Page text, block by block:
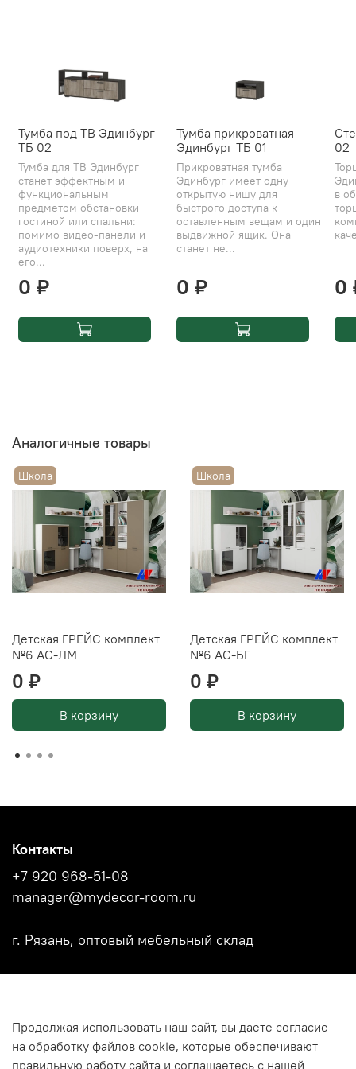
Тумба под ТВ Эдинбург
ТБ 02
Тумба для ТВ Эдинбург
станет эффектным и
функциональным
предметом обстановки
гостиной или спальни:
помимо видео-панели и
аудиотехники поверх, на
его...
0 ₽
Тумба прикроватная
Эдинбург ТБ 01
Прикроватная тумба
Эдинбург имеет одну
открытую нишу для
быстрого доступа к
оставленным вещам и один
выдвижной ящик. Она
станет не...
0 ₽
02
в
0
Аналогичные товары
Школа
Детская ГРЕЙС комплект
№6 АС-ЛМ
0 ₽
В корзину
Школа
Детская ГРЕЙС комплект
№6 АС-БГ
0 ₽
В корзину
Новости
Каталоги фабрик
Контакты
+7 920 968-51-08
manager@mydecor-room.ru
г. Рязань, оптовый мебельный склад
Продолжая использовать наш сайт, вы даете согласие
на обработку файлов cookie, которые обеспечивают
правильную работу сайта и соглашаетесь с нашей